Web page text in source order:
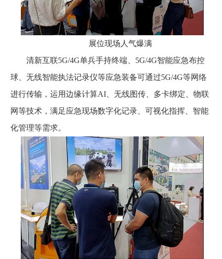
展位现场人气爆满
清新互联5G/4G单兵手持终端、5G/4G智能应急布控
球、无线智能执法记录仪等应急装备可通过5G/4G等网络
进行传输，运用边缘计算AI、无线图传、多卡绑定、物联
网等技术，满足应急现场数字化记录、可视化指挥、智能
化管理等需求。